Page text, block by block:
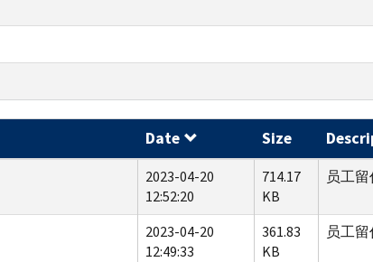
Date Size
2023-04-20
12:52:20
714.17
KB
员工
2023-04-20
12:49:33
361.83
KB
员工